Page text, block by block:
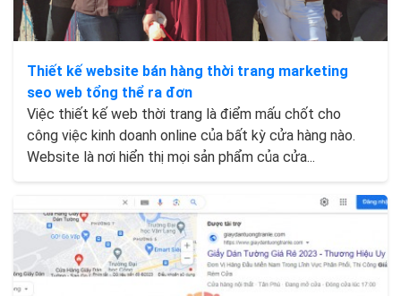
Thiết kế website bán hàng thời trang marketing
seo web tổng thể ra đơn
Việc thiết kế web thời trang là điểm mấu chốt cho
công việc kinh doanh online của bất kỳ cửa hàng nào.
Website là nơi hiển thị mọi sản phẩm của cửa...